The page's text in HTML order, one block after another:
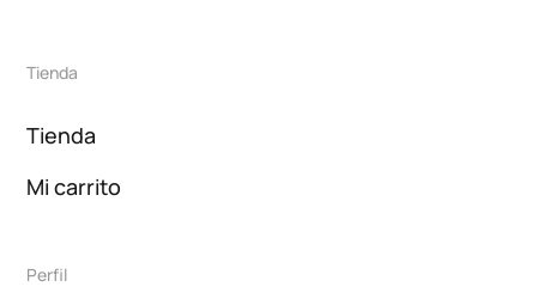
Tienda
Tienda
Mi carrito
Perfil